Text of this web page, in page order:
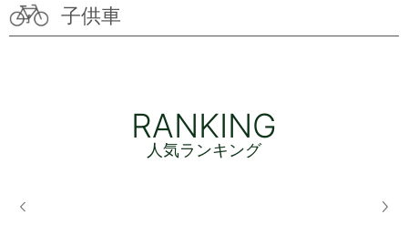
子供車
RANKING
人気ランキング